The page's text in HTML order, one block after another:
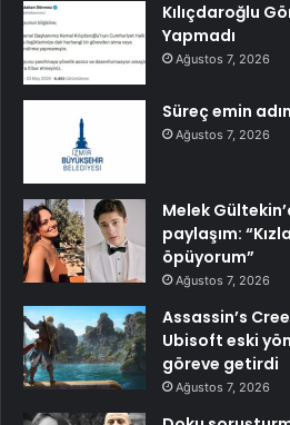
Kılıçdaroğlu
Yapmadı
Ağustos 7, 2026
Süreç emin
Ağustos 7, 2026
Melek
paylaşım:
öpüyorum”
Ağustos 7, 2026
Assassin’s
Ubisoft eski
göreve getirdi
Ağustos 7, 2026